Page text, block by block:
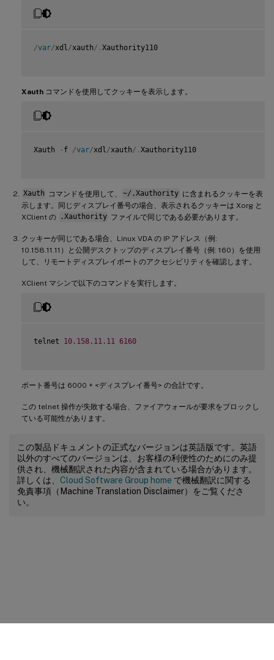
/var/xdl /xauth/ . Xauthority110
Xauth コマンドを使用してクッキーを表示します。
Xauth - f /var/xdl /xauth/ . Xauthority110
Xauth コマンドを使用して、 ~/.Xauthority に含まれるクッキーを表
示します。同じディスプレイ番号の場合、表示されるクッキーは Xorg と
XClient の
.Xauthority ファイルで同じである必要があります。
クッキーが同じである場合、Linux VDA の IP アドレス（例:
10.158.11.11）と公開デスクトップのディスプレイ番号（例: 160）を使用
して、リモートディスプレイポートのアクセシビリティを確認します。
XClient マシンで以下のコマンドを実行します。
telnet 10.158 .11 .11 6160
ポート番号は 6000 + <ディスプレイ番号> の合計です。
この telnet 操作が失敗する場合、ファイアウォールが要求をブロックし
ている可能性があります。
この製品ドキュメントの正式なバージョンは英語版です。英語
以外のすべてのバージョンは、お客様の利便性のためにのみ提
供され、機械翻訳された内容が含まれている場合があります。
詳しくは、 Cloud Software Group home で機械翻訳に関する
免責事項（Machine Translation Disclaimer）をご覧くださ
い。